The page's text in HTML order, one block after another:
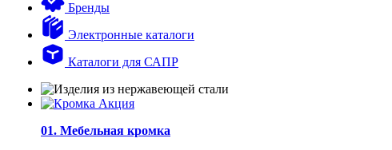
Бренды
Электронные каталоги
Каталоги для САПР
01. Мебельная кромка